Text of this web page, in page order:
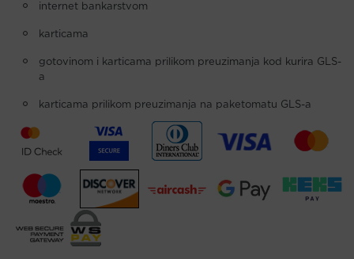
internet bankarstvom
karticama
gotovinom i karticama prilikom preuzimanja kod kurira GLS-
a
karticama prilikom preuzimanja na paketomatu GLS-a